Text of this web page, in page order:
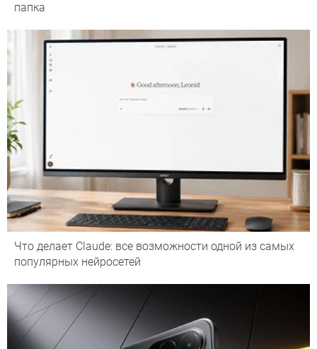
папка
Что делает Сlaude: все возможности одной из самых
популярных нейросетей